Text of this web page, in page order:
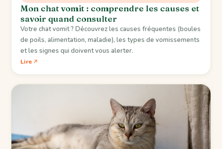
Mon chat vomit : comprendre les causes et
savoir quand consulter
Votre chat vomit ? Découvrez les causes fréquentes (boules
de poils, alimentation, maladie), les types de vomissements
et les signes qui doivent vous alerter.
Lire